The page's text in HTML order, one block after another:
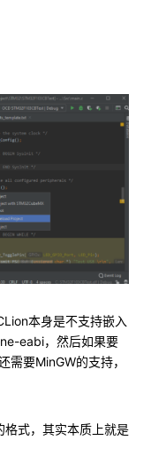
本身是不支持嵌入
eabi，然后如果要
要MinGW的支持，
式，其实本质上就是